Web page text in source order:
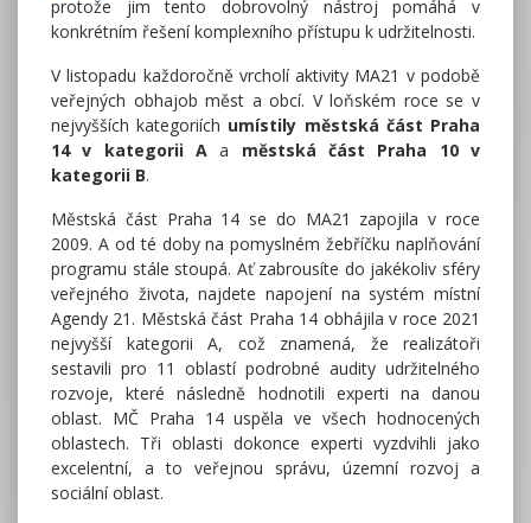
protože jim tento dobrovolný nástroj pomáhá v
konkrétním řešení komplexního přístupu k udržitelnosti.
V listopadu každoročně vrcholí aktivity MA21 v podobě
veřejných obhajob měst a obcí. V loňském roce se v
nejvyšších kategoriích umístily městská část Praha
14 v kategorii A a městská část Praha 10 v
kategorii B.
Městská část Praha 14 se do MA21 zapojila v roce
2009. A od té doby na pomyslném žebříčku naplňování
programu stále stoupá. Ať zabrousíte do jakékoliv sféry
veřejného života, najdete napojení na systém místní
Agendy 21. Městská část Praha 14 obhájila v roce 2021
nejvyšší kategorii A, což znamená, že realizátoři
sestavili pro 11 oblastí podrobné audity udržitelného
rozvoje, které následně hodnotili experti na danou
oblast. MČ Praha 14 uspěla ve všech hodnocených
oblastech. Tři oblasti dokonce experti vyzdvihli jako
excelentní, a to veřejnou správu, územní rozvoj a
sociální oblast.